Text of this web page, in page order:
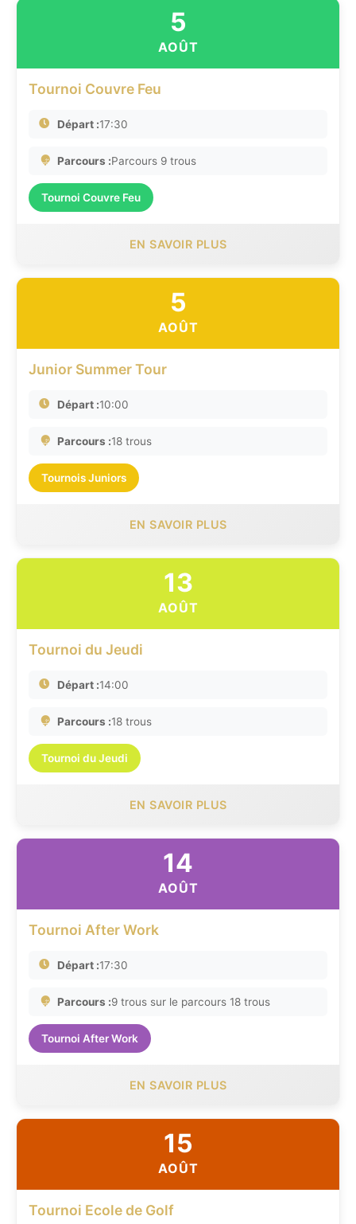
5
AOÛT
Tournoi Couvre Feu
Départ :17:30
Parcours :Parcours 9 trous
Tournoi Couvre Feu
EN SAVOIR PLUS
5
AOÛT
Junior Summer Tour
Départ :10:00
Parcours :18 trous
Tournois Juniors
EN SAVOIR PLUS
13
AOÛT
Tournoi du Jeudi
Départ :14:00
Parcours :18 trous
Tournoi du Jeudi
EN SAVOIR PLUS
14
AOÛT
Tournoi After Work
Départ :17:30
Parcours :9 trous sur le parcours 18 trous
Tournoi After Work
EN SAVOIR PLUS
15
AOÛT
Tournoi Ecole de Golf